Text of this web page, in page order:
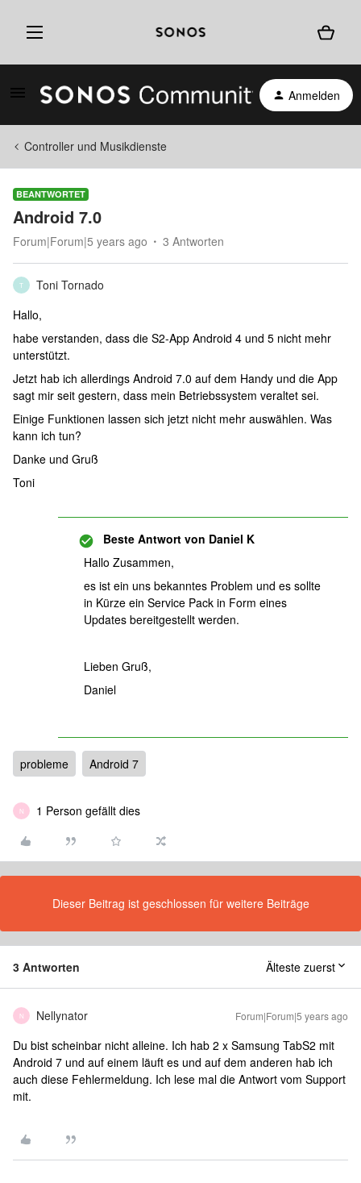
Anmelden
Controller und Musikdienste
BEANTWORTET
Android 7.0
Forum|Forum|5 years ago 3 Antworten
T
Toni Tornado
Hallo,
habe verstanden, dass die S2-App Android 4 und 5 nicht mehr
unterstützt.
Jetzt hab ich allerdings Android 7.0 auf dem Handy und die App
sagt mir seit gestern, dass mein Betriebssystem veraltet sei.
Einige Funktionen lassen sich jetzt nicht mehr auswählen. Was
kann ich tun?
Danke und Gruß
Toni
Beste Antwort von Daniel K
Hallo Zusammen,
es ist ein uns bekanntes Problem und es sollte
in Kürze ein Service Pack in Form eines
Updates bereitgestellt werden.
Lieben Gruß,
Daniel
probleme Android 7
N 1 Person gefällt dies
Dieser Beitrag ist geschlossen für weitere Beiträge
3 Antworten Älteste zuerst
N Nellynator Forum|Forum|5 years ago
Du bist scheinbar nicht alleine. Ich hab 2 x Samsung TabS2 mit
Android 7 und auf einem läuft es und auf dem anderen hab ich
auch diese Fehlermeldung. Ich lese mal die Antwort vom Support
mit.